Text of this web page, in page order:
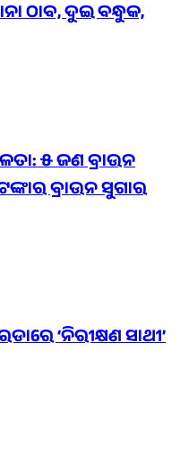
ଠାବ, ଦୁଇ ବନ୍ଧୁକ,
୫ ଜଣ ବ୍ରାଉନ
ବ୍ରାଉନ ସୁଗାର
‘ନିରୀକ୍ଷଣ ସାଥୀ’